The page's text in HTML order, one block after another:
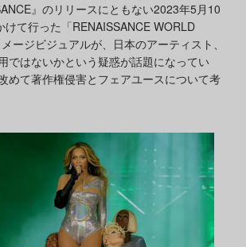
』のリリースにともない2023年5月10
けて行った「RENAISSANCE WORLD
ージビジュアルが、日本のアーティスト、
ではないかという疑惑が話題になってい
めて著作権侵害とフェアユースについて考